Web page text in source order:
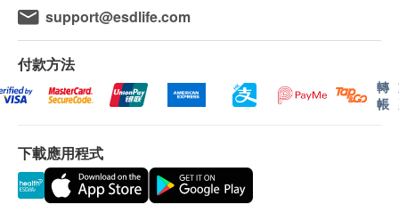
清除後至少四星期仍會持續出現長新冠症
狀，痰多咳嗽都是感染長新冠症狀最常見的
後遺症。***
改善鼻敏感 - 冬蟲夏草
鼻敏感發作時會流鼻水、鼻子痕癢、打噴嚏
等徵狀，即鼻敏感的病徵。普遍的治療方法
是服食一些抗敏感藥物，減低釋放免疫因子
單上的貨品，健康網購health.ESDlife有權拒絕接
受該訂單，並且會於送貨前透過電話或電郵通知顧
客再作安排。
期應最少有12個月或以上。
退換條款：
support@esdlife.com
付款方法
轉
帳
下載應用程式